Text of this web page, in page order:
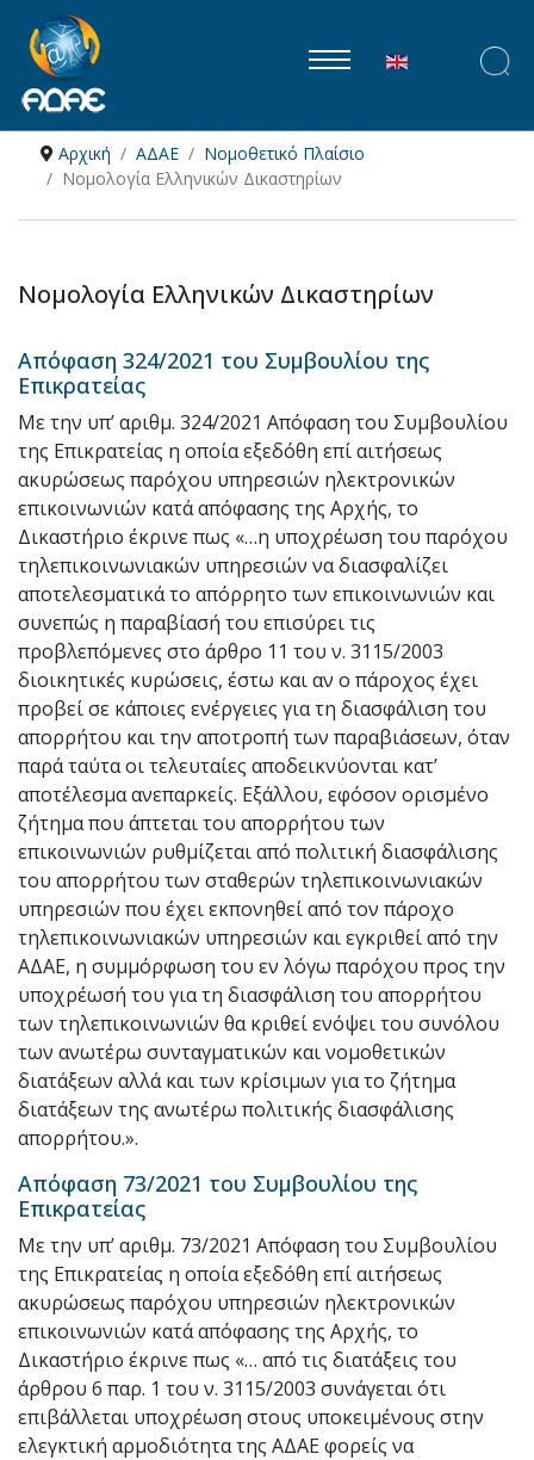
Επιλέξτε τη
Αρχική ΑΔΑΕ
Νομοθετικό Πλαίσιο
Νομολογία Ελληνικών Δικαστηρίων
Νομολογία Ελληνικών Δικαστηρίων
Απόφαση 324/2021 του Συμβουλίου της
Επικρατείας
Με την υπ’ αριθμ. 324/2021 Απόφαση του Συμβουλίου
της Επικρατείας η οποία εξεδόθη επί αιτήσεως
ακυρώσεως παρόχου υπηρεσιών ηλεκτρονικών
επικοινωνιών κατά απόφασης της Αρχής, το
Δικαστήριο έκρινε πως «…η υποχρέωση του παρόχου
τηλεπικοινωνιακών υπηρεσιών να διασφαλίζει
αποτελεσματικά το απόρρητο των επικοινωνιών και
συνεπώς η παραβίασή του επισύρει τις
προβλεπόμενες στο άρθρο 11 του ν. 3115/2003
διοικητικές κυρώσεις, έστω και αν ο πάροχος έχει
προβεί σε κάποιες ενέργειες για τη διασφάλιση του
απορρήτου και την αποτροπή των παραβιάσεων, όταν
παρά ταύτα οι τελευταίες αποδεικνύονται κατ’
αποτέλεσμα ανεπαρκείς. Εξάλλου, εφόσον ορισμένο
ζήτημα που άπτεται του απορρήτου των
επικοινωνιών ρυθμίζεται από πολιτική διασφάλισης
του απορρήτου των σταθερών τηλεπικοινωνιακών
υπηρεσιών που έχει εκπονηθεί από τον πάροχο
τηλεπικοινωνιακών υπηρεσιών και εγκριθεί από την
ΑΔΑΕ, η συμμόρφωση του εν λόγω παρόχου προς την
υποχρέωσή του για τη διασφάλιση του απορρήτου
των τηλεπικοινωνιών θα κριθεί ενόψει του συνόλου
των ανωτέρω συνταγματικών και νομοθετικών
διατάξεων αλλά και των κρίσιμων για το ζήτημα
διατάξεων της ανωτέρω πολιτικής διασφάλισης
απορρήτου.».
Απόφαση 73/2021 του Συμβουλίου της
Επικρατείας
Με την υπ’ αριθμ. 73/2021 Απόφαση του Συμβουλίου
της Επικρατείας η οποία εξεδόθη επί αιτήσεως
ακυρώσεως παρόχου υπηρεσιών ηλεκτρονικών
επικοινωνιών κατά απόφασης της Αρχής, το
Δικαστήριο έκρινε πως «… από τις διατάξεις του
άρθρου 6 παρ. 1 του ν. 3115/2003 συνάγεται ότι
επιβάλλεται υποχρέωση στους υποκειμένους στην
ελεγκτική αρμοδιότητα της ΑΔΑΕ φορείς να